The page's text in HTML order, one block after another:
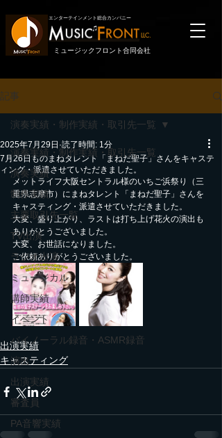
エンターテインメント総合カンパニー
LLC.
ミュージックフロント合同会社
記事
演奏実績・制作実績・取引先一覧
演奏実績
制作実績
主要取引先一覧
TV出演
ラジオ出演
ミュージカル
講師実績
イベント
バイノーラル録音・ASMR録音
演出
出演実績
審査員
PA音響実績
演奏実績・制作実績・取引先一覧
7月26日ものまねタレント「まねだ聖子」さんをキャステ
ィング・派遣させていただきました。
2025年7月29日 読了時間: 1分
メットライフ大阪セントラル様のいちご浜祭り（三
重県志摩市）にまねタレント「まねだ聖子」さんを
キャスティング・派遣させていただきました。
大変、盛り上がり、ラストは打ち上げ花火の演出も
ありがとうございました。
大変、お世話になりました。
ご依頼ありがとうございました。
出演実績
キャスティング